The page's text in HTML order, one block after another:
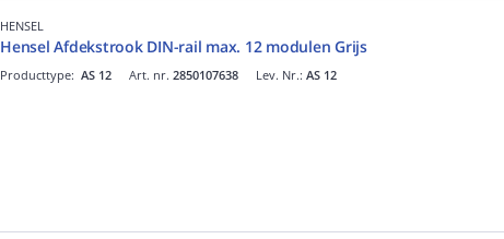
HENSEL
Hensel Afdekstrook DIN-rail max. 12 modulen Grijs
Art. nr. 2850107638
Producttype: AS 12 Lev. Nr.: AS 12